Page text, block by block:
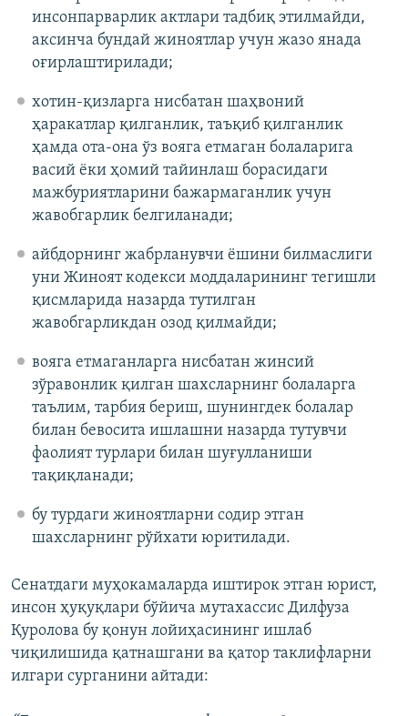
инсонпарварлик актлари тадбиқ этилмайди,
аксинча бундай жиноятлар учун жазо янада
оғирлаштирилади;
хотин-қизларга нисбатан шаҳвоний
ҳаракатлар қилганлик, таъқиб қилганлик
ҳамда ота-она ўз вояга етмаган болаларига
васий ёки ҳомий тайинлаш борасидаги
мажбуриятларини бажармаганлик учун
жавобгарлик белгиланади;
айбдорнинг жабрланувчи ёшини билмаслиги
уни Жиноят кодекси моддаларининг тегишли
қисмларида назарда тутилган
жавобгарликдан озод қилмайди;
вояга етмаганларга нисбатан жинсий
зўравонлик қилган шахсларнинг болаларга
таълим, тарбия бериш, шунингдек болалар
билан бевосита ишлашни назарда тутувчи
фаолият турлари билан шуғулланиши
тақиқланади;
бу турдаги жиноятларни содир этган
шахсларнинг рўйхати юритилади.
Сенатдаги муҳокамаларда иштирок этган юрист,
инсон ҳуқуқлари бўйича мутахассис Дилфуза
Қуролова бу қонун лойиҳасининг ишлаб
чиқилишида қатнашгани ва қатор таклифларни
илгари сурганини айтади: